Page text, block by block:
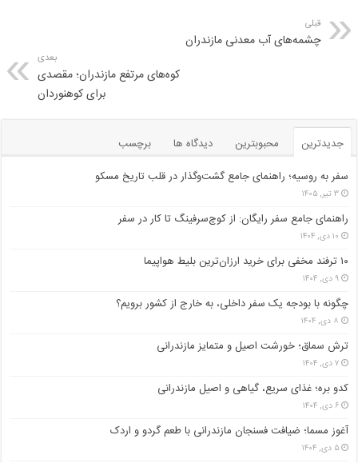
قبلی
چشمه‌های آب معدنی مازندران
بعدی
کوه‌های مرتفع مازندران؛ مقصدی
برای کوهنوردان
جدیدترین محبوبترین دیدگاه ها
برچسب
سفر به روسیه؛ راهنمای جامع گشت‌وگذار در قلب تاریخ مسکو
۳ تیر, ۱۴۰۵
راهنمای جامع سفر رایگان: از کوچ‌سرفینگ تا کار در سفر
۱۰ دی, ۱۴۰۴
۱۰ ترفند مخفی برای خرید ارزان‌ترین بلیط هواپیما
۹ دی, ۱۴۰۴
چگونه با بودجه یک سفر داخلی، به خارج از کشور برویم؟
۸ دی, ۱۴۰۴
ترش سماق؛ خورشت اصیل و متمایز مازندرانی
۷ دی, ۱۴۰۴
کدو بره؛ غذای سریع، گیاهی و اصیل مازندرانی
۶ دی, ۱۴۰۴
آغوز مسما؛ ضیافت فسنجان مازندرانی با طعم گردو و اردک
۵ دی, ۱۴۰۴